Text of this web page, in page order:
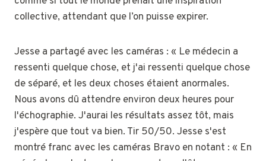
collective, attendant que l’on puisse expirer.
Jesse a partagé avec les caméras : « Le médecin a
ressenti quelque chose, et j'ai ressenti quelque chose
de séparé, et les deux choses étaient anormales.
Nous avons dû attendre environ deux heures pour
l'échographie. J'aurai les résultats assez tôt, mais
j'espère que tout va bien. Tir 50/50. Jesse s'est
montré franc avec les caméras Bravo en notant : « En